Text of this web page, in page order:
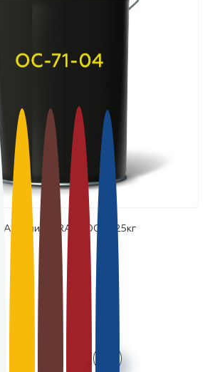
синий (~RAL 5005), 25кг